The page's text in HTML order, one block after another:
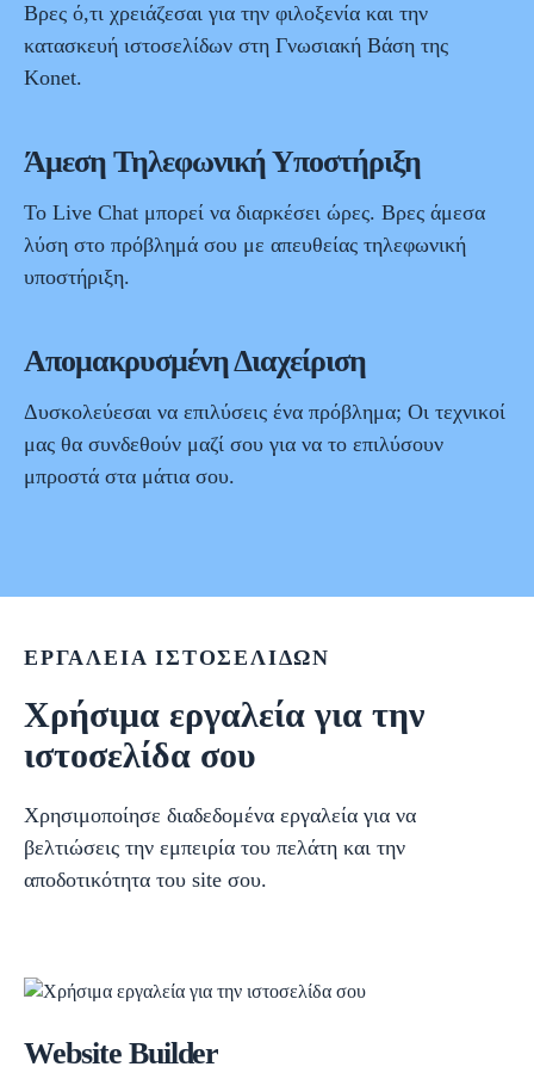
Βρες ό,τι χρειάζεσαι για την φιλοξενία και την
κατασκευή ιστοσελίδων στη Γνωσιακή Βάση της
Konet.
Άμεση Τηλεφωνική Υποστήριξη
Το Live Chat μπορεί να διαρκέσει ώρες. Βρες άμεσα
λύση στο πρόβλημά σου με απευθείας τηλεφωνική
υποστήριξη.
Απομακρυσμένη Διαχείριση
Δυσκολεύεσαι να επιλύσεις ένα πρόβλημα; Οι τεχνικοί
μας θα συνδεθούν μαζί σου για να το επιλύσουν
μπροστά στα μάτια σου.
ΕΡΓΑΛΕΙΑ ΙΣΤΟΣΕΛΙΔΩΝ
Χρήσιμα εργαλεία για την
ιστοσελίδα σου
Χρησιμοποίησε διαδεδομένα εργαλεία για να
βελτιώσεις την εμπειρία του πελάτη και την
αποδοτικότητα του site σου.
Website Builder